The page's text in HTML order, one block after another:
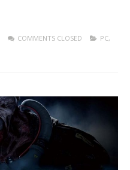
COMMENTS CLOSED PC,